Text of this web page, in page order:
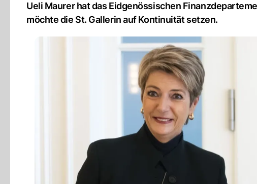
Ueli Maurer hat das Eidgenössischen
möchte die St. Gallerin auf Kontinuität setzen.